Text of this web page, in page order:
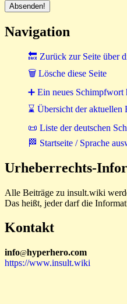
Navigation
🔙 Zurück zur Seite über
🗑 Lösche diese Seite
➕ Ein neues Schimpfwort
⌛ Übersicht der aktuellen
📜 Liste der deutschen
🏁 Startseite / Sprache
Urheberrechts-
Alle Beiträge zu insult.wiki
Das heißt, jeder darf die
Kontakt
info@hyperhero.com
https://www.insult.wiki